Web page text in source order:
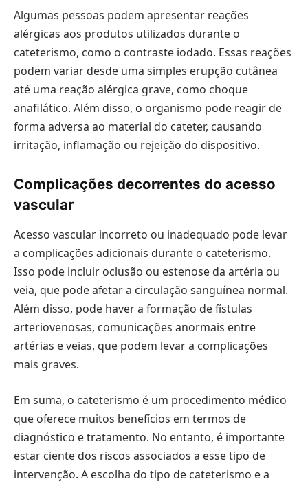
Algumas pessoas podem apresentar reações
alérgicas aos produtos utilizados durante o
cateterismo, como o contraste iodado. Essas reações
podem variar desde uma simples erupção cutânea
até uma reação alérgica grave, como choque
anafilático. Além disso, o organismo pode reagir de
forma adversa ao material do cateter, causando
irritação, inflamação ou rejeição do dispositivo.
Complicações decorrentes do acesso
vascular
Acesso vascular incorreto ou inadequado pode levar
a complicações adicionais durante o cateterismo.
Isso pode incluir oclusão ou estenose da artéria ou
veia, que pode afetar a circulação sanguínea normal.
Além disso, pode haver a formação de fístulas
arteriovenosas, comunicações anormais entre
artérias e veias, que podem levar a complicações
mais graves.
Em suma, o cateterismo é um procedimento médico
que oferece muitos benefícios em termos de
diagnóstico e tratamento. No entanto, é importante
estar ciente dos riscos associados a esse tipo de
intervenção. A escolha do tipo de cateterismo e a